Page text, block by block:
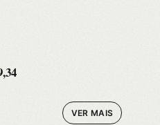
VER MAIS